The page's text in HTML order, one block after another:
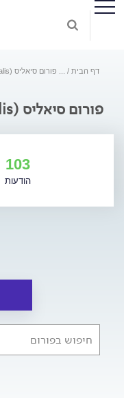
דף הבית פורום סיאליס (Cialis) - תמיכה
פורום סיאליס (Cialis) - תמיכה
103
הודעות